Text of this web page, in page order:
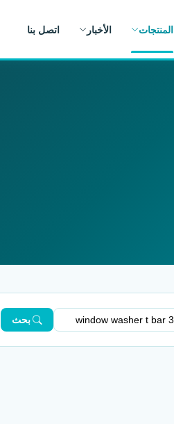
المنتجات الأخبار اتصل بنا
بحث